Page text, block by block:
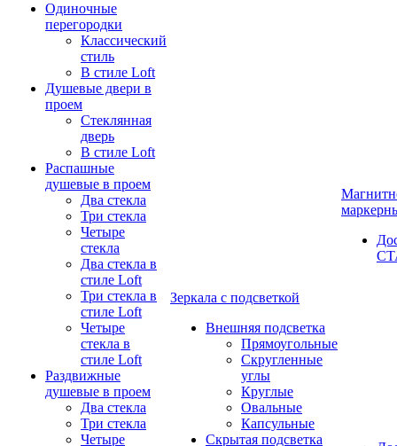
Одиночные
перегородки
Классический
стиль
В стиле Loft
Душевые двери в
проем
Стеклянная
дверь
В стиле Loft
Распашные
душевые в проем
Два стекла
Три стекла
Четыре
стекла
Два стекла в
стиле Loft
Три стекла в
стиле Loft
Четыре
стекла в
стиле Loft
Раздвижные
душевые в проем
Два стекла
Три стекла
Четыре
Зеркала с подсветкой
Внешняя подсветка
Прямоугольные
Скругленные
углы
Круглые
Овальные
Капсульные
Скрытая подсветка